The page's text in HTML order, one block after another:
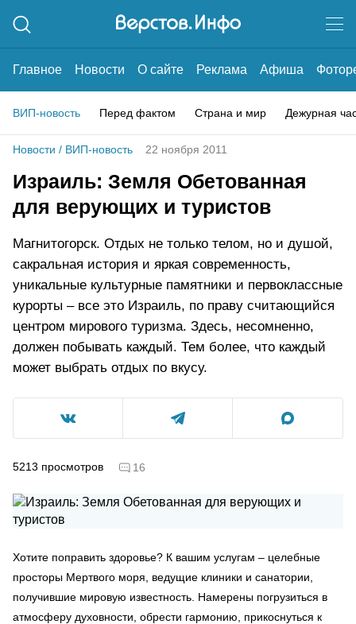
Главное Новости О сайте Реклама Афиша
ВИП-новость Перед фактом Страна и мир Дежурная
Новости / ВИП-новость 22 ноября 2011
Израиль: Земля Обетованная
для верующих и туристов
Магнитогорск. Отдых не только телом, но и душой,
сакральная история и яркая современность,
уникальные культурные памятники и первоклассные
курорты – все это Израиль, по праву считающийся
центром мирового туризма. Здесь, несомненно,
должен побывать каждый. Тем более, что каждый
может выбрать отдых по вкусу.
5213 просмотров 16
Хотите поправить здоровье? К вашим услугам – целебные
просторы Мертвого моря, ведущие клиники и санатории,
получившие мировую известность. Намерены погрузиться в
атмосферу духовности, обрести гармонию, прикоснуться к